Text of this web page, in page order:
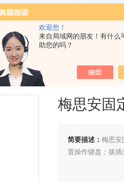
欢迎您！
来自局域网的朋友！有什么
助您的吗？
梅思安固
简要描述： 梅思安
置操作键盘；拔插